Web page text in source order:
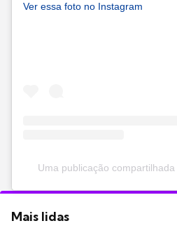
Ver essa foto no Instagram
Uma publicação
Mais lidas